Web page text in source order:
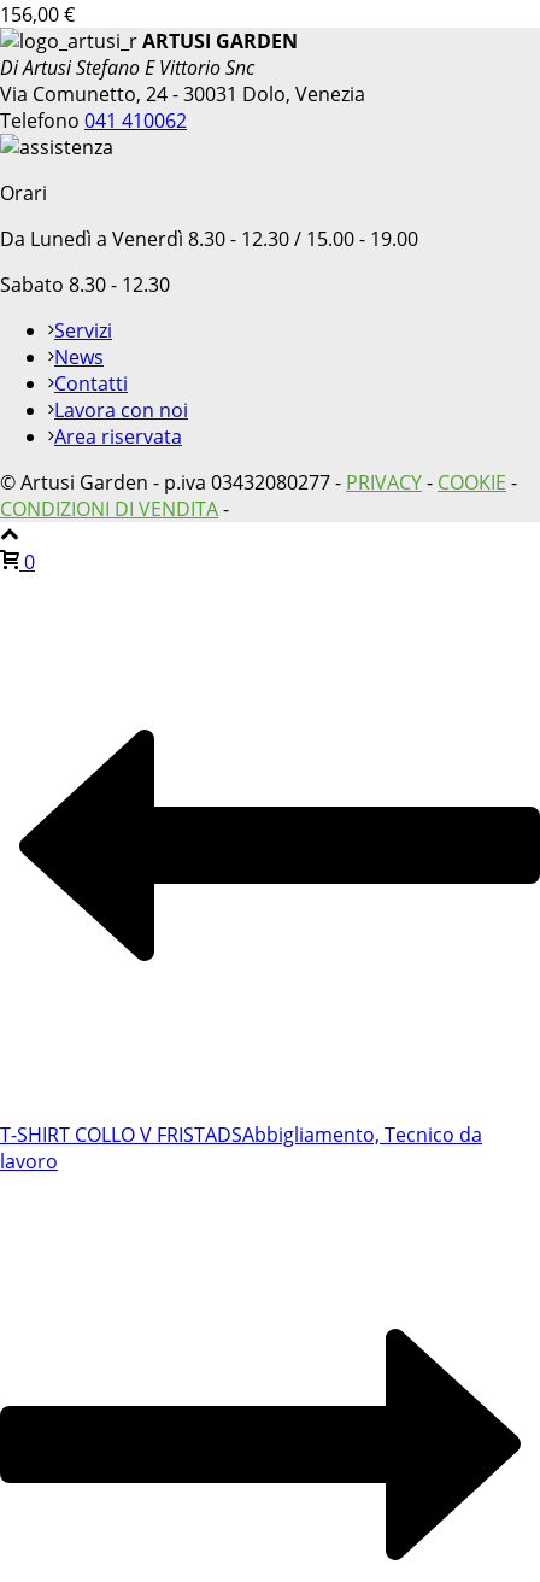
156,00€
ARTUSI GARDEN
Di Artusi Stefano E Vittorio Snc
Via Comunetto, 24 - 30031 Dolo, Venezia
Telefono 041 410062
Orari
Da Lunedì a Venerdì 8.30 - 12.30 / 15.00 - 19.00
Sabato 8.30 - 12.30
Servizi
News
Contatti
Lavora con noi
Area riservata
© Artusi Garden - p.iva 03432080277 - PRIVACY- COOKIE -
CONDIZIONI DI VENDITA-
0
T-SHIRT COLLO V FRISTADSAbbigliamento, Tecnico da
lavoro